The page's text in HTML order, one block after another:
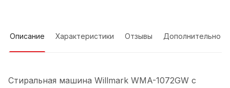
Описание Характеристики Отзывы Дополнительно
Стиральная машина Willmark WMA-1072GW c